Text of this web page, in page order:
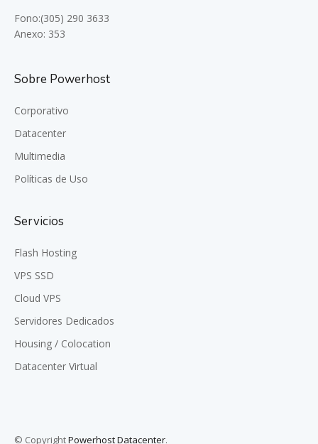
Fono:(305) 290 3633
Anexo: 353
Sobre Powerhost
Corporativo
Datacenter
Multimedia
Políticas de Uso
Servicios
Flash Hosting
VPS SSD
Cloud VPS
Servidores Dedicados
Housing / Colocation
Datacenter Virtual
© CopyrightPowerhost Datacenter.